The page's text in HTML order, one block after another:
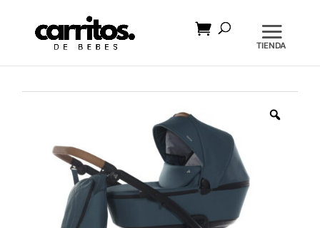
productos